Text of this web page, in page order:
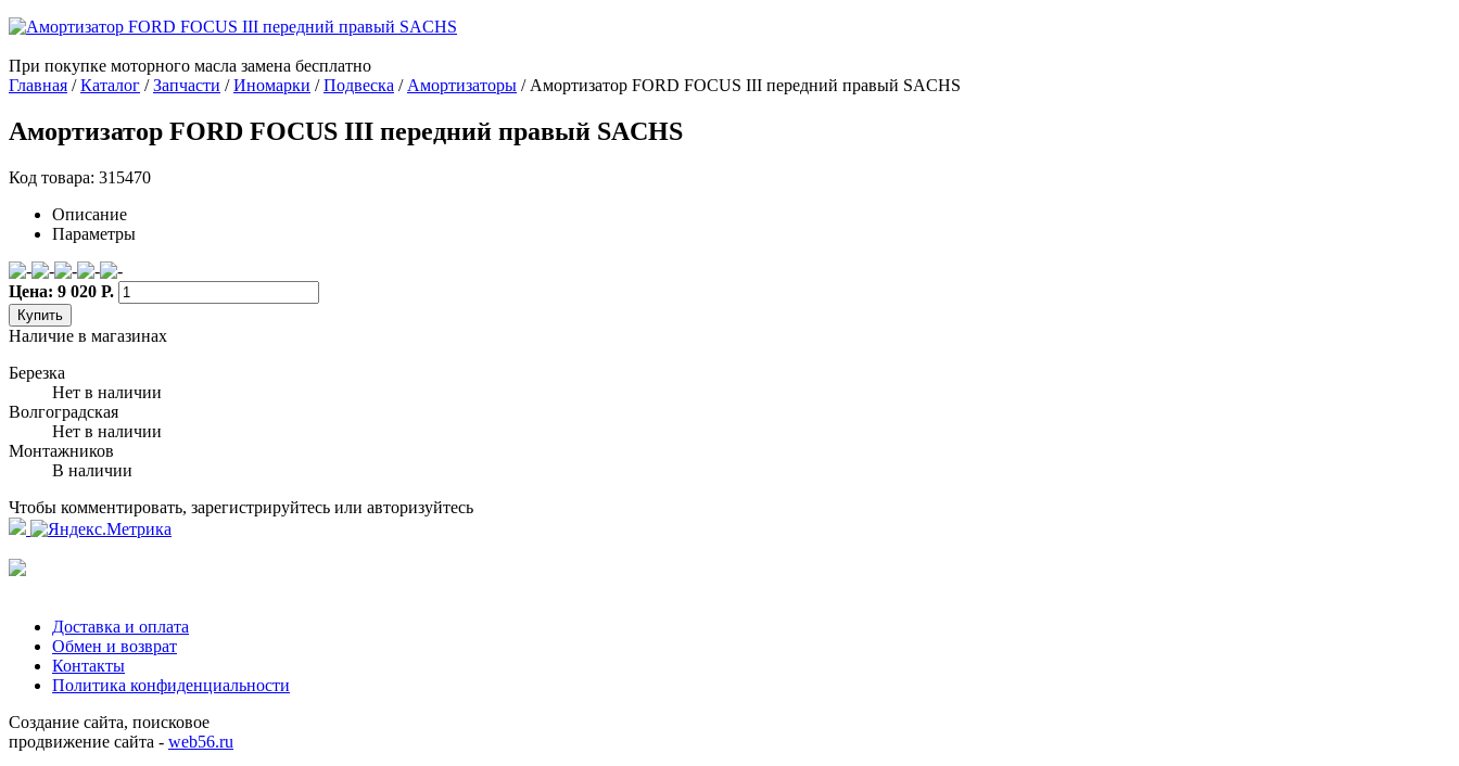
При покупке моторного масла замена бесплатно
Главная /Каталог /Запчасти /Иномарки /Подвеска / Амортизаторы / Амортизатор FORD FOCUS III передний правый SACHS
Амортизатор FORD FOCUS III передний правый SACHS
Код товара: 315470
Описание
Параметры
Цена: 9 020 Р.
Купить
Наличие в магазинах
Березка
Нет в наличии
Волгоградская
Нет в наличии
Монтажников
В наличии
Чтобы комментировать, зарегистрируйтесь или авторизуйтесь
Доставка и оплата
Обмен и возврат
Контакты
Политика конфиденциальности
Создание сайта, поисковое
продвижение сайта - web56.ru